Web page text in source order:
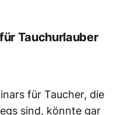
Tauchurlauber
für Taucher, die
sind, könnte gar